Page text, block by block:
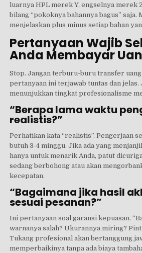
luarnya HPL merek Y, engselnya merek
bilang “pokoknya bahannya bagus” saja.
menjelaskan plus minus setiap bahan
Pertanyaan Wajib
Anda Membayar
Stop. Jangan terburu-buru transfer uang
pertanyaan ini terjawab tuntas dan jelas.
menunjukkan tingkat profesionalisme
“Berapa lama waktu
realistis?”
Perhatikan kata “realistis”. Pengerjaan
butuh 3-4 minggu. Jika ada yang
hanya untuk menarik Anda, patut
sedang berbohong atau akan
kecepatan.
“Bagaimana jika hasil
sesuai pesanan?”
Ini pertanyaan soal garansi kepuasan.
warnanya salah? Ukurannya miring?
Tukang profesional akan bertanggung
memperbaikinya tanpa ada biaya